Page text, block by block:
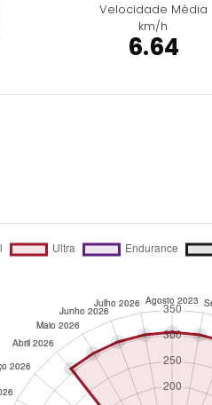
Velocidade Média
km/h
6.64